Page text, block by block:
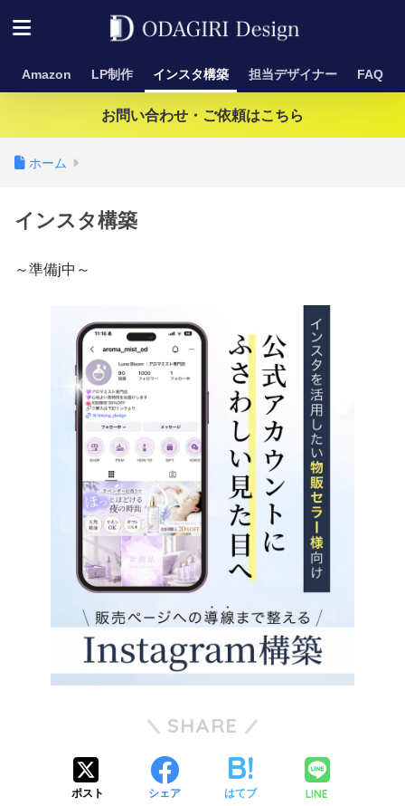
Amazon LP制作 インスタ構築 担当デザイナー FAQ
お問い合わせ・ご依頼はこちら
ホーム
インスタ構築
～準備j中～
SHARE
ポスト シェア はてブ LINE